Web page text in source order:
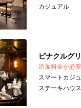
カジュアル
ピナクルグ
追加料金が必要
スマートカジ
ステーキハウス